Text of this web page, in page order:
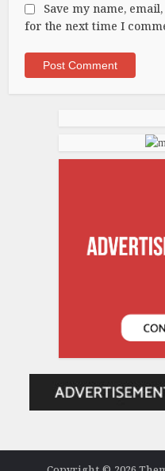
Save my name,
for the next time I